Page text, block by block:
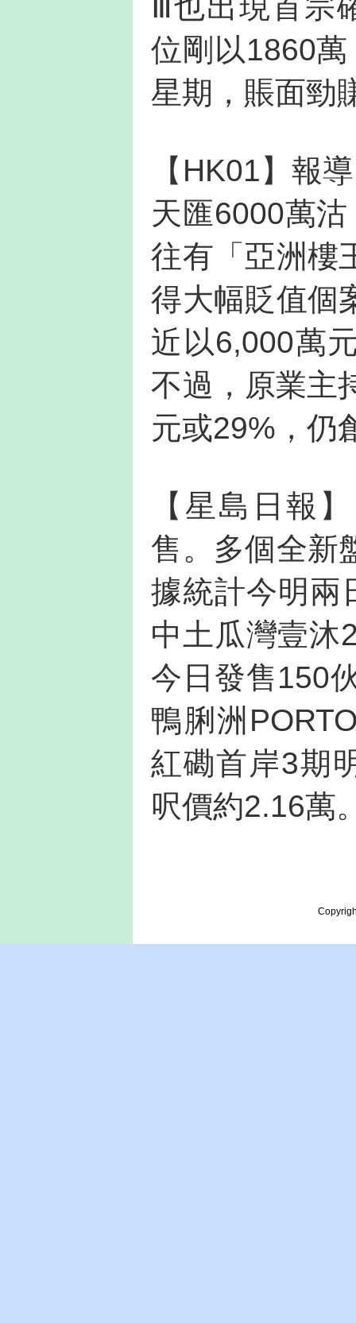
位剛以1860
星期，賬面勁
【HK01】報
天匯6000萬
往有「亞洲樓
得大幅貶值個
近以6,000萬
不過，原業主
元或29%，仍
【星島日報
售。多個全新
據統計今明兩
中土瓜灣壹沐
今日發售150
鴨脷洲
紅磡首岸3期
呎價約2.16萬